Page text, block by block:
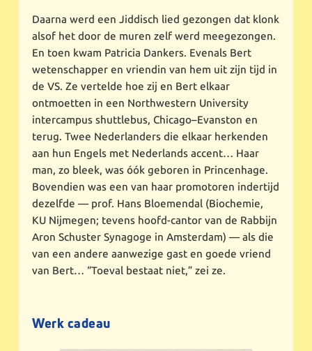
Daarna werd een Jiddisch lied gezongen dat klonk
alsof het door de muren zelf werd meegezongen.
En toen kwam Patricia Dankers. Evenals Bert
wetenschapper en vriendin van hem uit zijn tijd in
de VS. Ze vertelde hoe zij en Bert elkaar
ontmoetten in een Northwestern University
intercampus shuttlebus, Chicago–Evanston en
terug. Twee Nederlanders die elkaar herkenden
aan hun Engels met Nederlands accent… Haar
man, zo bleek, was óók geboren in Princenhage.
Bovendien was een van haar promotoren indertijd
dezelfde — prof. Hans Bloemendal (Biochemie,
KU Nijmegen; tevens hoofd-cantor van de Rabbijn
Aron Schuster Synagoge in Amsterdam) — als die
van een andere aanwezige gast en goede vriend
van Bert… “Toeval bestaat niet,” zei ze.
Werk cadeau